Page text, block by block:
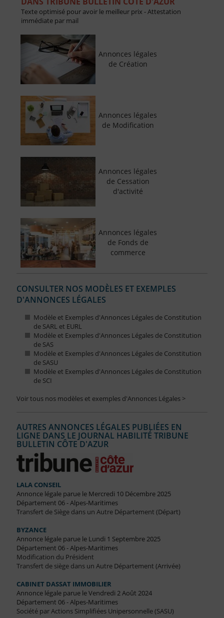
Texte optimisé pour avoir le meilleur prix - Attestation
immédiate par mail
Annonces légales
de Création
Annonces légales
de Modification
Annonces légales
de Cessation
d'activité
Annonces légales
de Fonds de
commerce
CONSULTER NOS MODÈLES ET EXEMPLES
D'ANNONCES LÉGALES
Modèle et Exemples d'Annonces Légales de Constitution
de SARL et EURL
Modèle et Exemples d'Annonces Légales de Constitution
de SAS
Modèle et Exemples d'Annonces Légales de Constitution
de SASU
Modèle et Exemples d'Annonces Légales de Constitution
de SCI
Voir tous nos modèles et exemples d'Annonces Légales >
AUTRES ANNONCES LÉGALES PUBLIÉES EN
LIGNE DANS LE JOURNAL HABILITÉ TRIBUNE
BULLETIN CÔTE D'AZUR
LALA CONSEIL
Annonce légale parue le Mercredi 10 Décembre 2025
Département 06 - Alpes-Maritimes
Transfert de Siège dans un Autre Département (Départ)
BYZANCE
Annonce légale parue le Lundi 1 Septembre 2025
Département 06 - Alpes-Maritimes
Modification du Président
Transfert de siège dans un Autre Département (Arrivée)
CABINET DASSAT IMMOBILIER
Annonce légale parue le Vendredi 2 Août 2024
Département 06 - Alpes-Maritimes
Société par Actions Simplifiées Unipersonnelle (SASU)